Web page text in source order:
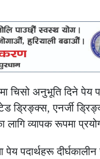
चिसो अनुभूति दिने पेय
ड्रिङ्क्स, एनर्जी
व्यापक रूपमा
पदार्थहरू